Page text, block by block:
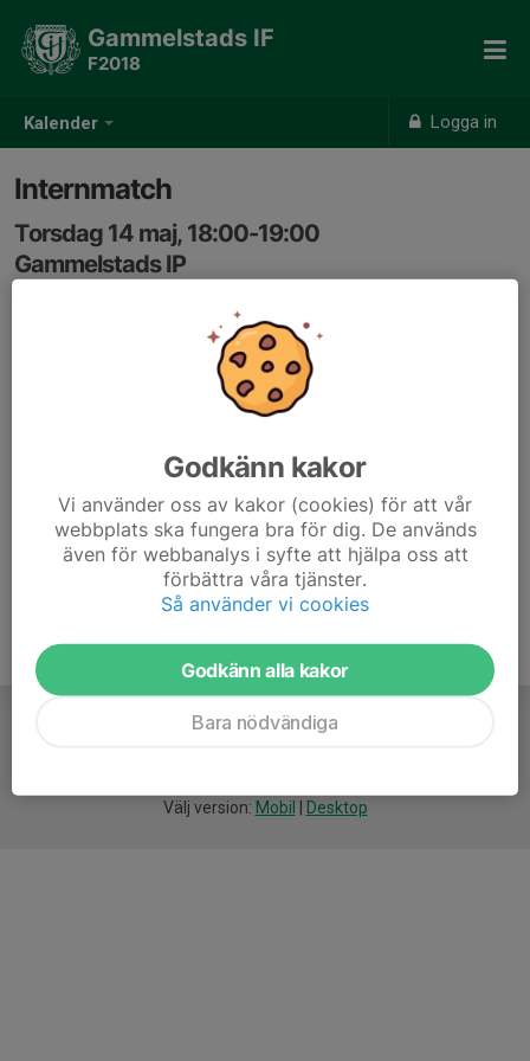
Kalender Logga in
Gammelstads IF
F2018
Internmatch
Torsdag 14 maj, 18:00-19:00
Gammelstads IP
Välj version: Mobil Desktop
Godkänn kakor
Vi använder oss av kakor (cookies) för att vår
webbplats ska fungera bra för dig. De används
även för webbanalys i syfte att hjälpa oss att
förbättra våra tjänster.
Så använder vi cookies
Godkänn alla kakor
Bara nödvändiga